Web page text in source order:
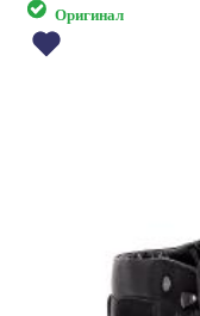
Оригинал